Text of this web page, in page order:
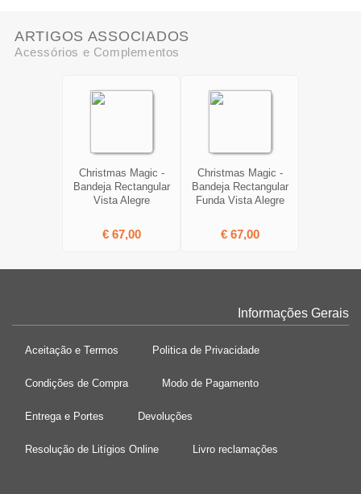
ARTIGOS ASSOCIADOS
Acessórios e Complementos
Christmas Magic -
Bandeja Rectangular
Vista Alegre
€ 67,00
Christmas Magic -
Bandeja Rectangular
Funda Vista Alegre
€ 67,00
Informações Gerais
Aceitação e Termos Politica de Privacidade
Condições de Compra Modo de Pagamento
Entrega e Portes Devoluções
Resolução de Litígios Online Livro reclamações